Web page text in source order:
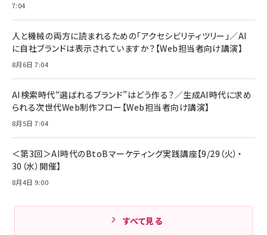
7:04
人と機械の両方に読まれるための「アクセシビリティツリー」／AI
に自社ブランドは表示されていますか？【Web担当者向け講演】
8月6日 7:04
AI検索時代“選ばれるブランド”はどう作る？／生成AI時代に求め
られる次世代Web制作フロー【Web担当者向け講演】
8月5日 7:04
＜第3回＞AI時代のBtoBマーケティング実践講座【9/29（火）・
30（水）開催】
8月4日 9:00
すべて見る